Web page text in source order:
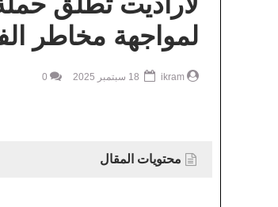
لمواجهة مخاطر
ikram
0
محتويات المقال